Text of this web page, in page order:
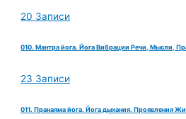
20 Записи
010. Мантра йога. Йога Вибрации Речи, Мысли,
23 Записи
011. Пранаяма йога. Йога дыхания. Проявления